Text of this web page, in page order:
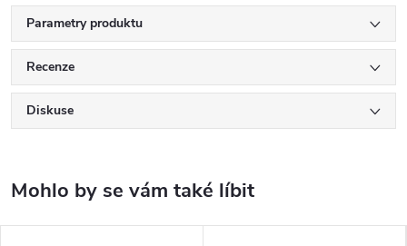
Parametry produktu
Recenze
Diskuse